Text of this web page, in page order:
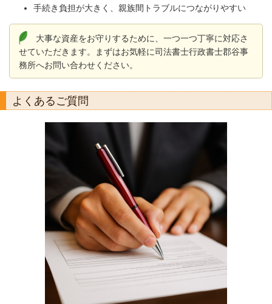
手続き負担が大きく、親族間トラブルにつながりやすい
大事な資産をお守りするために、一つ一つ丁寧に対応さ
せていただきます。まずはお気軽に司法書士行政書士郡谷事
務所へお問い合わせください。
よくあるご質問